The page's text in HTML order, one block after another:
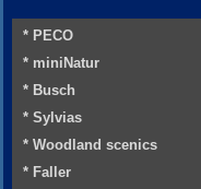
* PECO
* miniNatur
* Busch
* Sylvias
* Woodland scenics
* Faller